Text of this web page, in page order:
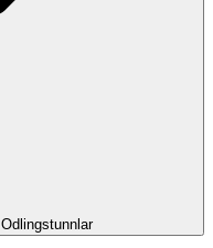
Öppna Växthus & Odlingstunnlar